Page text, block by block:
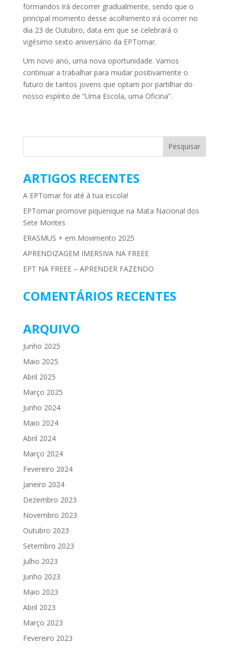
formandos irá decorrer gradualmente, sendo que o
principal momento desse acolhimento irá ocorrer no
dia 23 de Outubro, data em que se celebrará o
vigésimo sexto aniversário da EPTomar.
Um novo ano, uma nova oportunidade. Vamos
continuar a trabalhar para mudar positivamente o
futuro de tantos jovens que optam por partilhar do
nosso espírito de “Uma Escola, uma Oficina”.
ARTIGOS RECENTES
A EPTomar foi até à tua escola!
EPTomar promove piquenique na Mata Nacional dos
Sete Montes
ERASMUS + em Movimento 2025
APRENDIZAGEM IMERSIVA NA FREEE
EPT NA FREEE – APRENDER FAZENDO
COMENTÁRIOS RECENTES
ARQUIVO
Junho 2025
Maio 2025
Abril 2025
Março 2025
Junho 2024
Maio 2024
Abril 2024
Março 2024
Fevereiro 2024
Janeiro 2024
Dezembro 2023
Novembro 2023
Outubro 2023
Setembro 2023
Julho 2023
Junho 2023
Maio 2023
Abril 2023
Março 2023
Fevereiro 2023